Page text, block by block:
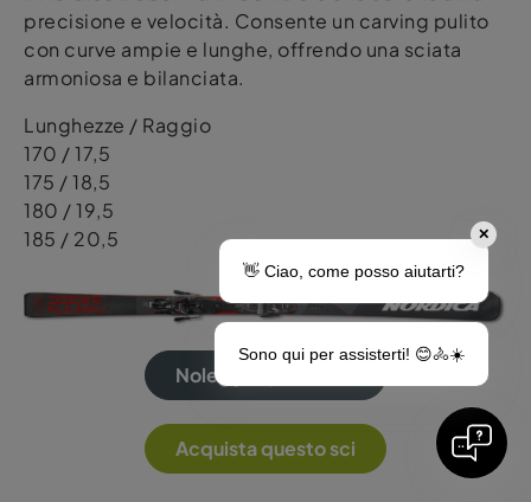
precisione e velocità. Consente un carving pulito
con curve ampie e lunghe, offrendo una sciata
armoniosa e bilanciata.
Lunghezze / Raggio
170 / 17,5
175 / 18,5
180 / 19,5
185 / 20,5
Noleggia questo sci
Acquista questo sci
✕
👋 Ciao, come posso aiutarti?
Sono qui per assisterti! 😊🚴☀️